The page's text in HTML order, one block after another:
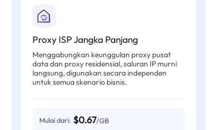
Proxy ISP Jangka Panjang
Menggabungkan keunggulan proxy pusat
data dan proxy residensial, saluran IP murni
langsung, digunakan secara independen
untuk semua skenario bisnis.
Mulai dari: $0.67/GB